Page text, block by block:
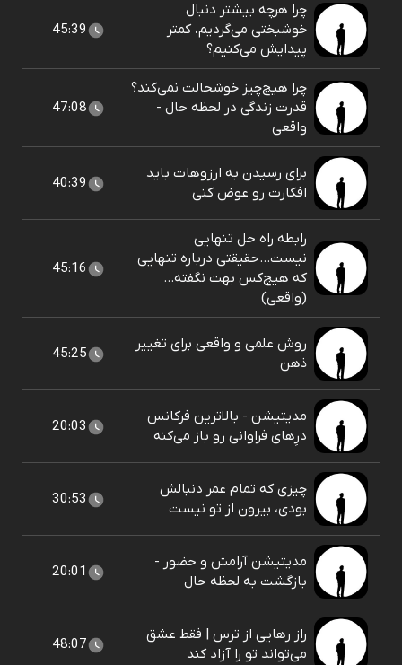
چرا هرچه بیشتر دنبال
خوشبختی می‌گردیم، کمتر
پیدایش می‌کنیم؟
45:39
چرا هیچ‌چیز خوشحالت نمی‌کند؟
قدرت زندگی در لحظه حال -
واقعی
47:08
برای رسیدن به ارزوهات باید
افکارت رو عوض کنی
40:39
رابطه راه حل تنهایی
نیست...حقیقتی درباره تنهایی
که هیچ‌کس بهت نگفته…
(واقعی)
45:16
روش علمی و واقعی برای تغییر
ذهن
45:25
مدیتیشن - بالاترین فرکانس
درِهای فراوانی رو باز می‌کنه
20:03
چیزی که تمام عمر دنبالش
بودی، بیرون از تو نیست
30:53
مدیتیشن آرامش و حضور -
بازگشت به لحظه حال
20:01
راز رهایی از ترس | فقط عشق
می‌تواند تو را آزاد کند
48:07